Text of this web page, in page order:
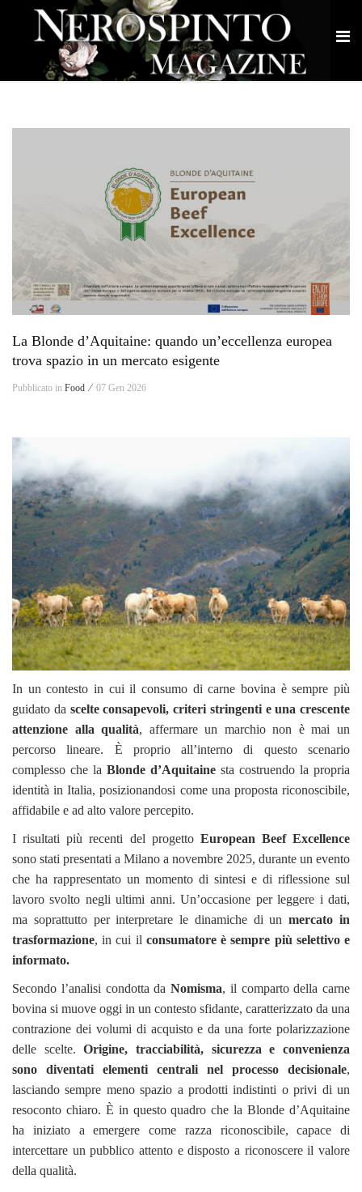
La Blonde d’Aquitaine: quando un’eccellenza europea
trova spazio in un mercato esigente
Pubblicato in Food ⁄ 07 Gen 2026
In un contesto in cui il consumo di carne bovina è sempre più
guidato da scelte consapevoli, criteri stringenti e una crescente
attenzione alla qualità, affermare un marchio non è mai un
percorso lineare. È proprio all’interno di questo scenario
complesso che la Blonde d’Aquitaine sta costruendo la propria
identità in Italia, posizionandosi come una proposta riconoscibile,
affidabile e ad alto valore percepito.
I risultati più recenti del progetto European Beef Excellence
sono stati presentati a Milano a novembre 2025, durante un evento
che ha rappresentato un momento di sintesi e di riflessione sul
lavoro svolto negli ultimi anni. Un’occasione per leggere i dati,
ma soprattutto per interpretare le dinamiche di un mercato in
trasformazione, in cui il consumatore è sempre più selettivo e
informato.
Secondo l’analisi condotta da Nomisma, il comparto della carne
bovina si muove oggi in un contesto sfidante, caratterizzato da una
contrazione dei volumi di acquisto e da una forte polarizzazione
delle scelte.Origine, tracciabilità, sicurezza e convenienza
sono diventati elementi centrali nel processo decisionale,
lasciando sempre meno spazio a prodotti indistinti o privi di un
resoconto chiaro. È in questo quadro che la Blonde d’Aquitaine
ha iniziato a emergere come razza riconoscibile, capace di
intercettare un pubblico attento e disposto a riconoscere il valore
della qualità.